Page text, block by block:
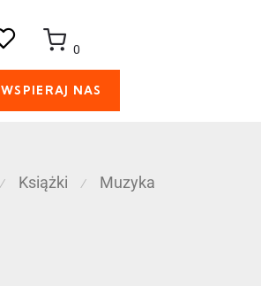
0
WSPIERAJ NAS
⁄ Książki ⁄ Muzyka